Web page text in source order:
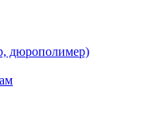
дюрополимер)